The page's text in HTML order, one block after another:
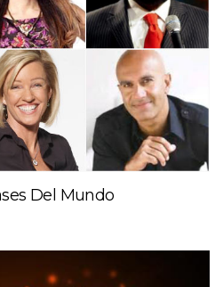
Del Mundo